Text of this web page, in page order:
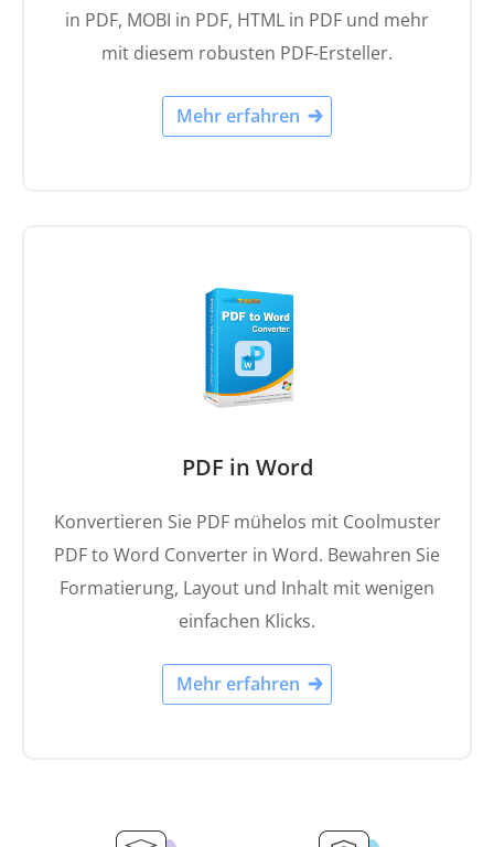
in PDF, MOBI in PDF, HTML in PDF und mehr
mit diesem robusten PDF-Ersteller.
Mehr erfahren
PDF in Word
Konvertieren Sie PDF mühelos mit Coolmuster
PDF to Word Converter in Word. Bewahren Sie
Formatierung, Layout und Inhalt mit wenigen
einfachen Klicks.
Mehr erfahren